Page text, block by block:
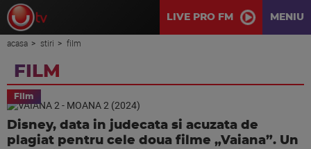
LIVE PRO FM MENIU
acasa stiri film
FILM
Film
Disney, data in judecata si acuzata de
plagiat pentru cele doua filme „Vaiana”. Un